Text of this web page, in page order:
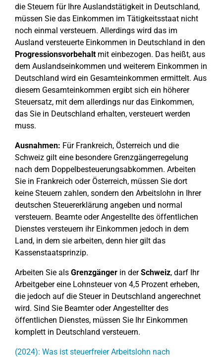
die Steuern für Ihre Auslandstätigkeit in Deutschland,
müssen Sie das Einkommen im Tätigkeitsstaat nicht
noch einmal versteuern. Allerdings wird das im
Ausland versteuerte Einkommen in Deutschland in den
Progressionsvorbehaltmit einbezogen. Das heißt, aus
dem Auslandseinkommen und weiterem Einkommen in
Deutschland wird ein Gesamteinkommen ermittelt. Aus
diesem Gesamteinkommen ergibt sich ein höherer
Steuersatz, mit dem allerdings nur das Einkommen,
das Sie in Deutschland erhalten, versteuert werden
muss.
Ausnahmen: Für Frankreich, Österreich und die
Schweiz gilt eine besondere Grenzgängerregelung
nach dem Doppelbesteuerungsabkommen. Arbeiten
Sie in Frankreich oder Österreich, müssen Sie dort
keine Steuern zahlen, sondern den Arbeitslohn in Ihrer
deutschen Steuererklärung angeben und normal
versteuern. Beamte oder Angestellte des öffentlichen
Dienstes versteuern ihr Einkommen jedoch in dem
Land, in dem sie arbeiten, denn hier gilt das
Kassenstaatsprinzip.
Arbeiten Sie als Grenzgänger in derSchweiz, darf Ihr
Arbeitgeber eine Lohnsteuer von 4,5 Prozent erheben,
die jedoch auf die Steuer in Deutschland angerechnet
wird. Sind Sie Beamter oder Angestellter des
öffentlichen Dienstes, müssen Sie Ihr Einkommen
komplett in Deutschland versteuern.
(2024): Was ist steuerfreier Arbeitslohn nach